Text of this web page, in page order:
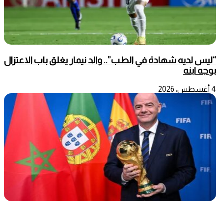
“ليس لديه شهادة في الطب”.. والد نيمار يغلق باب الاعتزال
بوجه ابنه
4 أغسطس، 2026